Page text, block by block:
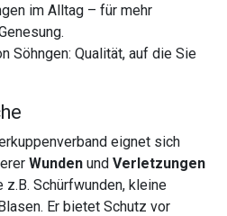
im Alltag – für mehr
Söhngen: Qualität, auf die Sie
eignet sich
Wunden undVerletzungen
z.B. Schürfwunden, kleine
Er bietet Schutz vor